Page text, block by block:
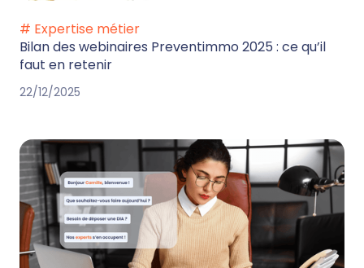
# Expertise métier
Bilan des webinaires Preventimmo 2025 : ce qu’il
faut en retenir
22/12/2025